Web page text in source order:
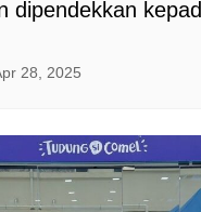
dipendekkan
28, 2025